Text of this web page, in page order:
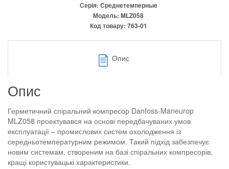
Серія: Среднетемперные
Модель: MLZ058
Код товару: 763-01
Опис
Опис
Герметичний спіральний компресор Danfoss-Maneurop
MLZ058 проектувався на основі передбачуваних умов
експлуатації – промислових систем охолодження із
середньотемпературним режимом. Такий підхід забезпечує
новим системам, створеним на базі спіральних компресорів,
кращі користувацькі характеристики.